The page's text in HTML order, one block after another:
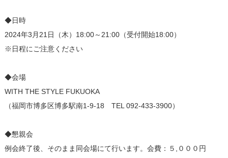
◆日時
2024年3月21日（木）18:00～21:00（受付開始18:00）
※日程にご注意ください
◆会場
WITH THE STYLE FUKUOKA
（福岡市博多区博多駅南1-9-18 TEL 092-433-3900）
◆懇親会
例会終了後、そのまま同会場にて行います。会費：５,０００円